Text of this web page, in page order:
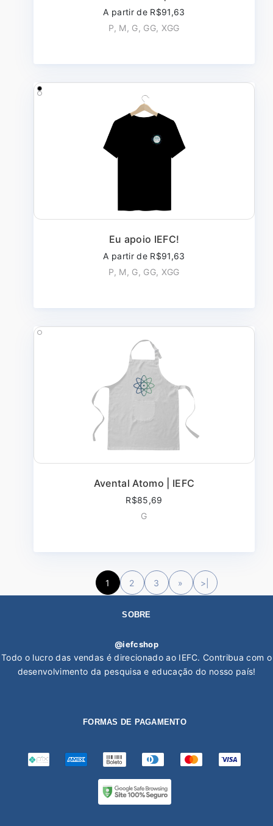
A partir de R$91,63
P, M, G, GG, XGG
Eu apoio IEFC!
A partir de R$91,63
P, M, G, GG, XGG
Avental Atomo | IEFC
R$85,69
G
1 2 3 » >|
SOBRE
@iefcshop
Todo o lucro das vendas é direcionado ao IEFC. Contribua com o
desenvolvimento da pesquisa e educação do nosso país!
FORMAS DE PAGAMENTO